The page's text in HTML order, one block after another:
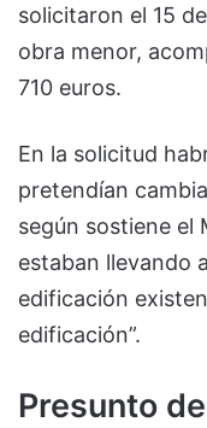
solicitaron el 15
obra menor,
710 euros.
En la solicitud
pretendían
según sostiene el
estaban llevando
edificación
edificación”.
Presunto